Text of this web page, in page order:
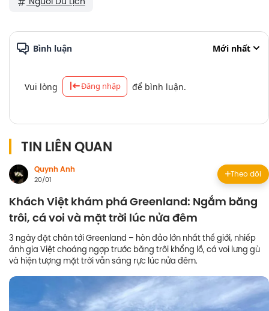
Bình luận Mới nhất
Vui lòng Đăng nhập để bình luận.
TIN LIÊN QUAN
Quynh Anh
20/01
Theo dõi
Khách Việt khám phá Greenland: Ngắm băng
trôi, cá voi và mặt trời lúc nửa đêm
3 ngày đặt chân tới Greenland – hòn đảo lớn nhất thế giới, nhiếp
ảnh gia Việt choáng ngợp trước băng trôi khổng lồ, cá voi lưng gù
và hiện tượng mặt trời vẫn sáng rực lúc nửa đêm.